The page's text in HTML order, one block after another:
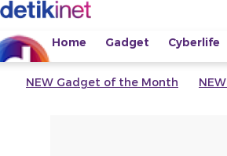
Home Gadget Cyberlife
NEW Gadget of the Month NEW